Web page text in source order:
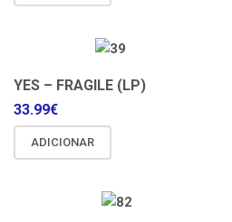
YES – FRAGILE (LP)
33.99€
ADICIONAR